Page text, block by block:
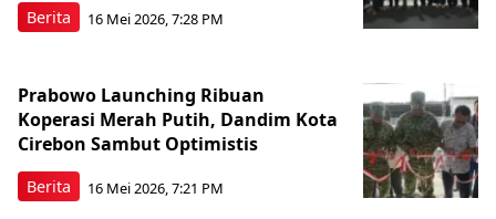
Berita 16 Mei 2026, 7:28 PM
Berita
Prabowo Launching Ribuan
Koperasi Merah Putih, Dandim Kota
Cirebon Sambut Optimistis
16 Mei 2026, 7:21 PM